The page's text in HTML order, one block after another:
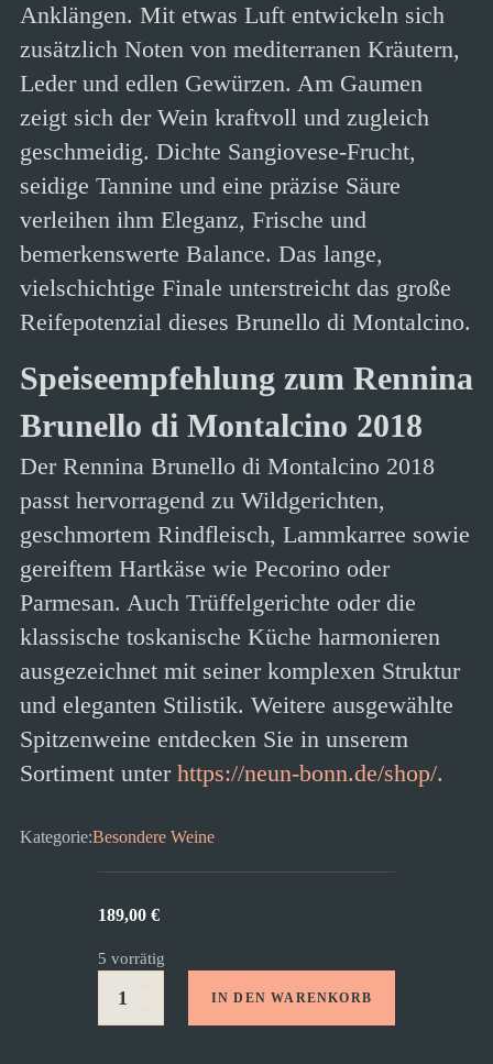
Anklängen. Mit etwas Luft entwickeln sich
zusätzlich Noten von mediterranen Kräutern,
Leder und edlen Gewürzen. Am Gaumen
zeigt sich der Wein kraftvoll und zugleich
geschmeidig. Dichte Sangiovese-Frucht,
seidige Tannine und eine präzise Säure
verleihen ihm Eleganz, Frische und
bemerkenswerte Balance. Das lange,
vielschichtige Finale unterstreicht das große
Reifepotenzial dieses Brunello di Montalcino.
Speiseempfehlung zum Rennina
Brunello di Montalcino 2018
Der Rennina Brunello di Montalcino 2018
passt hervorragend zu Wildgerichten,
geschmortem Rindfleisch, Lammkarree sowie
gereiftem Hartkäse wie Pecorino oder
Parmesan. Auch Trüffelgerichte oder die
klassische toskanische Küche harmonieren
ausgezeichnet mit seiner komplexen Struktur
und eleganten Stilistik. Weitere ausgewählte
Spitzenweine entdecken Sie in unserem
Sortiment unter https://neun-bonn.de/shop/.
Kategorie:Besondere Weine
189,00 €
5 vorrätig
Rennina
IN DEN WARENKORB